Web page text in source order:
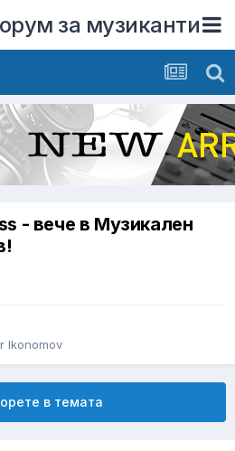
за музиканти
- вече в Музикален
Ikonomov
в темата